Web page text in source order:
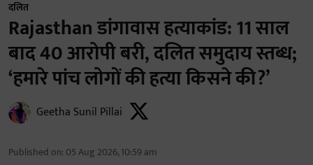
दलित
Rajasthan डांगावास हत्याकांड: 11 साल
बाद 40 आरोपी बरी, दलित समुदाय स्तब्ध;
‘हमारे पांच लोगों की हत्या किसने की?’
Geetha Sunil Pillai
Published on: 05 Aug 2026, 10:59 am